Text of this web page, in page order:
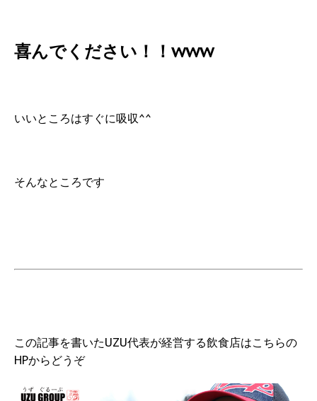
喜んでください！！www
いいところはすぐに吸収^^
そんなところです
この記事を書いたUZU代表が経営する飲食店はこちらの
HPからどうぞ